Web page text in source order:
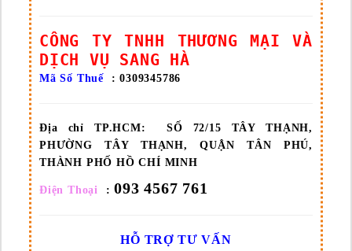
CÔNG TY TNHH THƯƠNG MẠI VÀ
DỊCH VỤ SANG HÀ
Mã Số Thuế : 0309345786
Địa chỉ TP.HCM:
SỐ 72/15 TÂY THẠNH,
PHƯỜNG TÂY THẠNH, QUẬN TÂN PHÚ,
THÀNH PHỐ HỒ CHÍ MINH
Điện Thoại :093 4567 761
HỖ TRỢ TƯ VẤN